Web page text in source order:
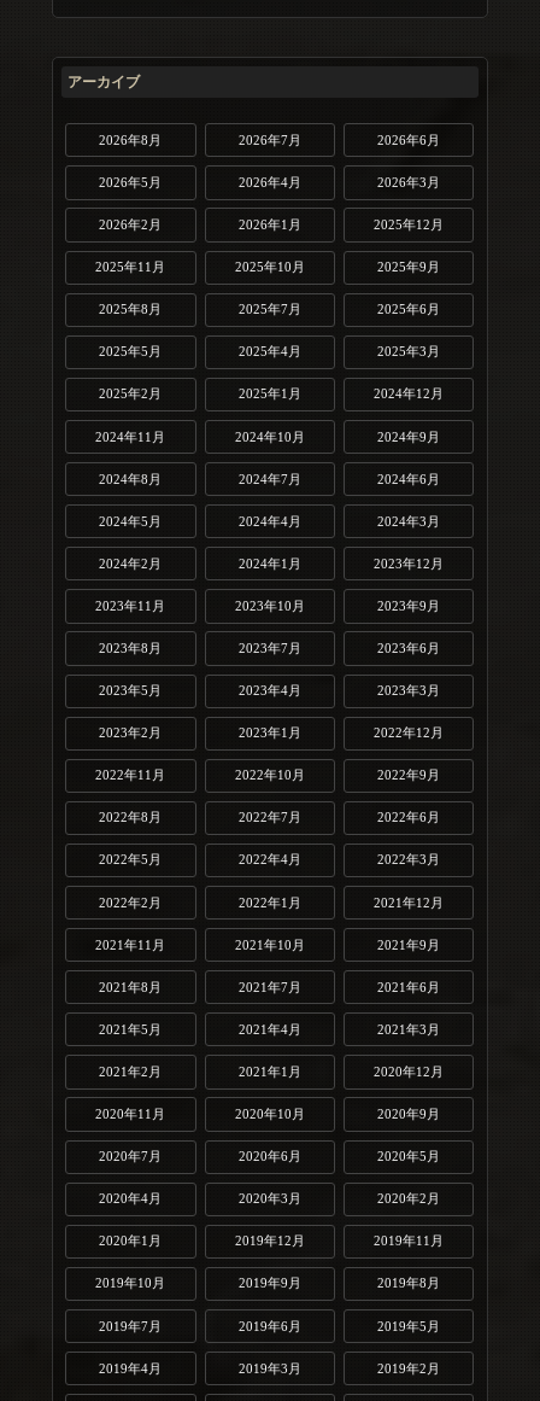
アーカイブ
2026年8月 2026年7月 2026年6月
2026年5月 2026年4月 2026年3月
2026年2月 2026年1月 2025年12月
2025年11月 2025年10月 2025年9月
2025年8月 2025年7月 2025年6月
2025年5月 2025年4月 2025年3月
2025年2月 2025年1月 2024年12月
2024年11月 2024年10月 2024年9月
2024年8月 2024年7月 2024年6月
2024年5月 2024年4月 2024年3月
2024年2月 2024年1月 2023年12月
2023年11月 2023年10月 2023年9月
2023年8月 2023年7月 2023年6月
2023年5月 2023年4月 2023年3月
2023年2月 2023年1月 2022年12月
2022年11月 2022年10月 2022年9月
2022年8月 2022年7月 2022年6月
2022年5月 2022年4月 2022年3月
2022年2月 2022年1月 2021年12月
2021年11月 2021年10月 2021年9月
2021年8月 2021年7月 2021年6月
2021年5月 2021年4月 2021年3月
2021年2月 2021年1月 2020年12月
2020年11月 2020年10月 2020年9月
2020年7月 2020年6月 2020年5月
2020年4月 2020年3月 2020年2月
2020年1月 2019年12月 2019年11月
2019年10月 2019年9月 2019年8月
2019年7月 2019年6月 2019年5月
2019年4月 2019年3月 2019年2月